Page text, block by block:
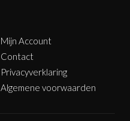
Mijn Account
Contact
Privacyverklaring
Algemene voorwaarden